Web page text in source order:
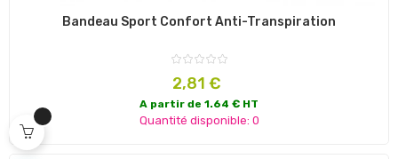
Bandeau Sport Confort Anti-Transpiration
Prix
2,81 €
A partir de 1.64 € HT
Quantité disponible: 0